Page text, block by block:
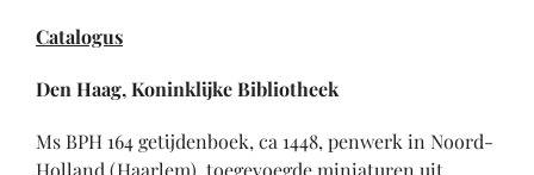
Catalogus
Den Haag, Koninklijke Bibliotheek
Ms BPH 164 getijdenboek, ca 1448, penwerk in Noord-